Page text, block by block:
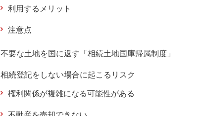
利用するメリット
注意点
不要な土地を国に返す「相続土地国庫帰属制度」
相続登記をしない場合に起こるリスク
権利関係が複雑になる可能性がある